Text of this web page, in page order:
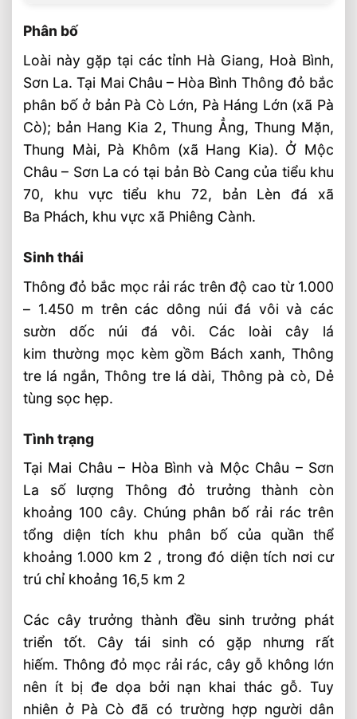
Phân bố
Loài này gặp tại các tỉnh Hà Giang, Hoà Bình,
Sơn La. Tại Mai Châu – Hòa Bình Thông đỏ bắc
phân bố ở bản Pà Cò Lớn, Pà Háng Lớn (xã Pà
Cò); bản Hang Kia 2, Thung Ẳng, Thung Mặn,
Thung Mài, Pà Khôm (xã Hang Kia). Ở Mộc
Châu – Sơn La có tại bản Bò Cang của tiểu khu
70, khu vực tiểu khu 72, bản Lèn đá xã
Ba Phách, khu vực xã Phiêng Cành.
Sinh thái
Thông đỏ bắc mọc rải rác trên độ cao từ 1.000
– 1.450 m trên các dông núi đá vôi và các
sườn dốc núi đá vôi. Các loài cây lá
kim thường mọc kèm gồm Bách xanh, Thông
tre lá ngắn, Thông tre lá dài, Thông pà cò, Dẻ
tùng sọc hẹp.
Tình trạng
Tại Mai Châu – Hòa Bình và Mộc Châu – Sơn
La số lượng Thông đỏ trưởng thành còn
khoảng 100 cây. Chúng phân bố rải rác trên
tổng diện tích khu phân bố của quần thể
khoảng 1.000 km 2 , trong đó diện tích nơi cư
trú chỉ khoảng 16,5 km 2
Các cây trưởng thành đều sinh trưởng phát
triển tốt. Cây tái sinh có gặp nhưng rất
hiếm. Thông đỏ mọc rải rác, cây gỗ không lớn
nên ít bị đe dọa bởi nạn khai thác gỗ. Tuy
nhiên ở Pà Cò đã có trường hợp người dân